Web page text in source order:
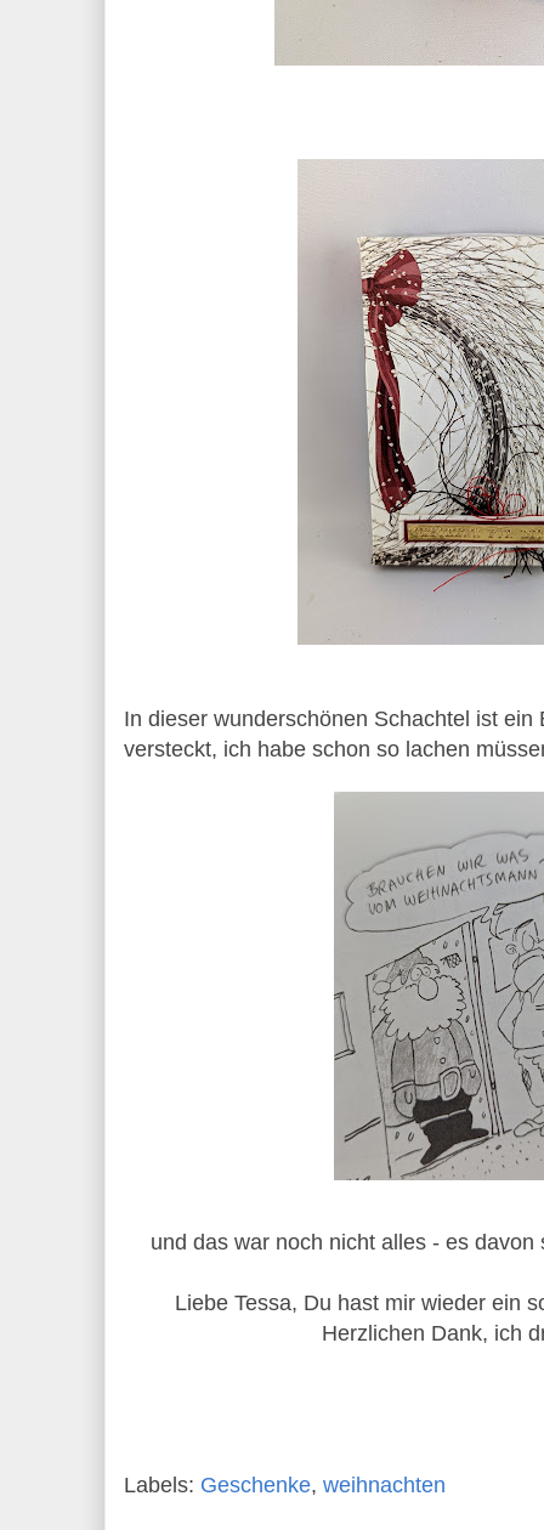
In dieser wunderschönen Schachtel ist ein
versteckt, ich habe schon so lachen
und das war noch nicht alles - es
Liebe Tessa, Du hast mir wieder ein
Herzlichen Dank, ich
Labels: Geschenke, weihnachten